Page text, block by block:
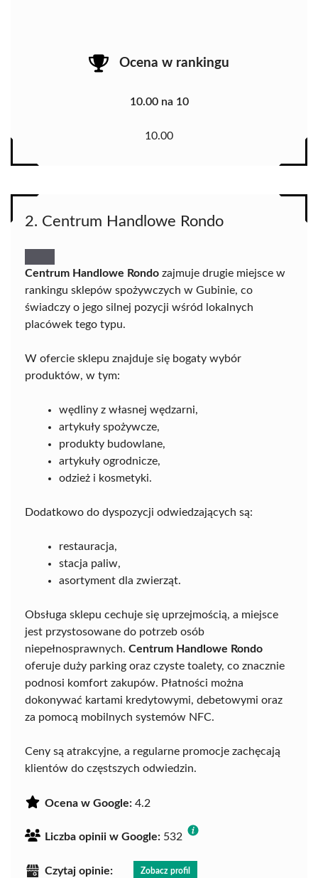
Ocena w rankingu
10.00 na 10
10.00
2. Centrum Handlowe Rondo
Centrum Handlowe Rondo zajmuje drugie miejsce w
rankingu sklepów spożywczych w Gubinie, co
świadczy o jego silnej pozycji wśród lokalnych
placówek tego typu.
W ofercie sklepu znajduje się bogaty wybór
produktów, w tym:
wędliny z własnej wędzarni,
artykuły spożywcze,
produkty budowlane,
artykuły ogrodnicze,
odzież i kosmetyki.
Dodatkowo do dyspozycji odwiedzających są:
restauracja,
stacja paliw,
asortyment dla zwierząt.
Obsługa sklepu cechuje się uprzejmością, a miejsce
jest przystosowane do potrzeb osób
niepełnosprawnych. Centrum Handlowe Rondo
oferuje duży parking oraz czyste toalety, co znacznie
podnosi komfort zakupów. Płatności można
dokonywać kartami kredytowymi, debetowymi oraz
za pomocą mobilnych systemów NFC.
Ceny są atrakcyjne, a regularne promocje zachęcają
klientów do częstszych odwiedzin.
Ocena w Google: 4.2
Liczba opinii w Google: 532
Czytaj opinie: Zobacz profil